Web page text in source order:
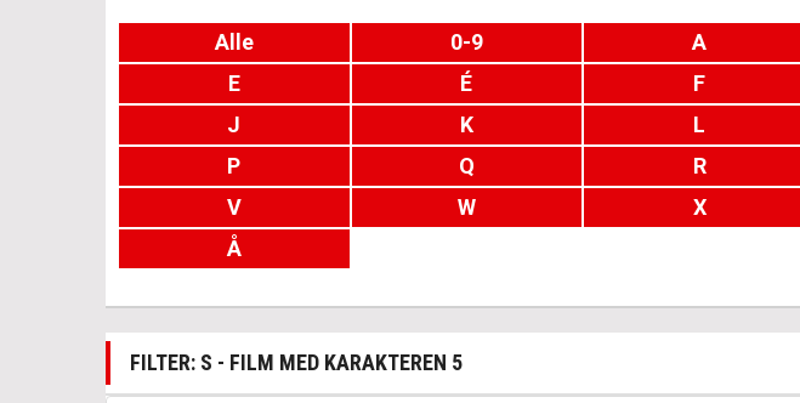
Alle 0-9 A
E
É F
J
K L
P
Q R
V
W X
Å
FILTER: S - FILM MED KARAKTEREN 5